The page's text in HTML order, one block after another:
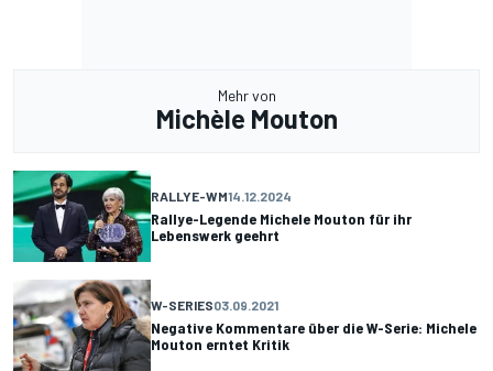
Mehr von
Michèle Mouton
RALLYE-WM14.12.2024
Rallye-Legende Michele Mouton für ihr
Lebenswerk geehrt
W-SERIES03.09.2021
Negative Kommentare über die W-Serie: Michele
Mouton erntet Kritik